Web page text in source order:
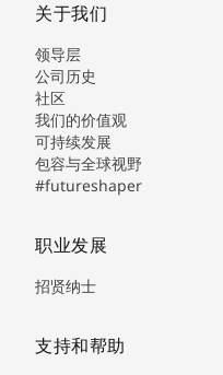
关于我们
领导层
公司历史
社区
我们的价值观
可持续发展
包容与全球视野
#futureshaper
职业发展
招贤纳士
支持和帮助